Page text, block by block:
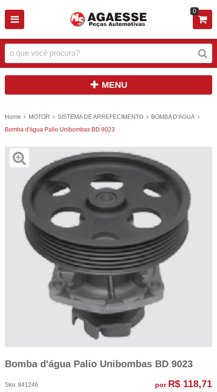
0
MENU
Home MOTOR SISTEMA DE ARREFECIMENTO
BOMBA D'AGUA
Bomba d'água Palio Unibombas BD 9023
Bomba d'água Palio Unibombas BD 9023
Sku: 841246
por R$ 118,71